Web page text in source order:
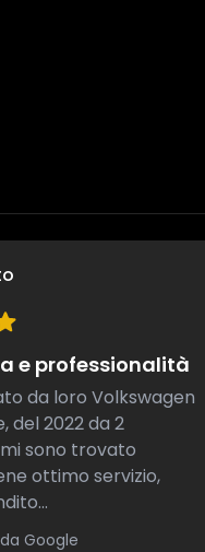
e professionalità
da loro Volkswagen
del 2022 da 2
sono trovato
ottimo servizio,
Google